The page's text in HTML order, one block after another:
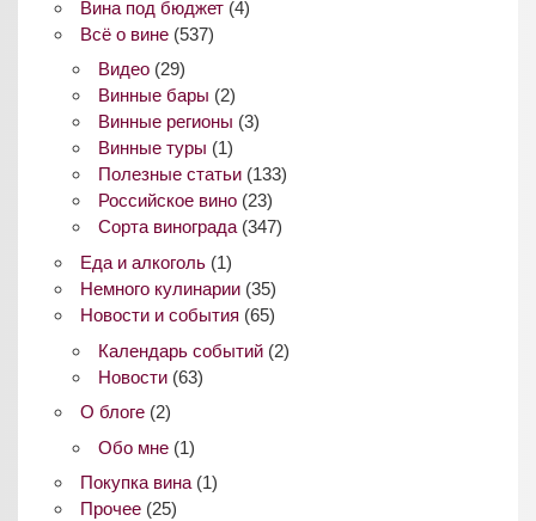
Вина под бюджет(4)
Всё о вине(537)
Видео(29)
Винные бары (2)
Винные регионы (3)
Винные туры (1)
Полезные статьи(133)
Российское вино(23)
Сорта винограда(347)
Еда и алкоголь(1)
Немного кулинарии(35)
Новости и события (65)
Календарь событий(2)
Новости(63)
О блоге(2)
Обо мне(1)
Покупка вина(1)
Прочее(25)